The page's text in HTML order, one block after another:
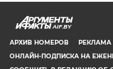
AIF.BY
АРХИВ НОМЕРОВ РЕКЛАМА
ОНЛАЙН-ПОДПИСКА НА